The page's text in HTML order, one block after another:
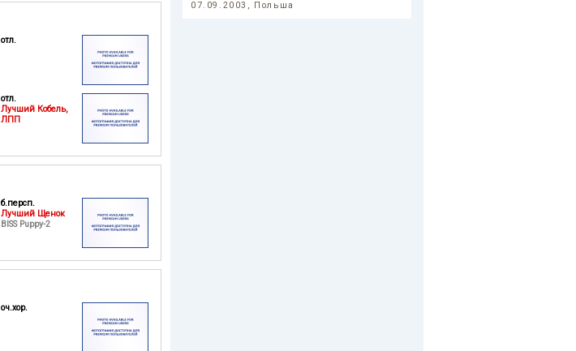
отл.
отл.
Лучший Кобель,
ЛПП
б.персп.
Лучший Щенок
BISS Puppy-2
оч.хор.
07.09.2003, Польша